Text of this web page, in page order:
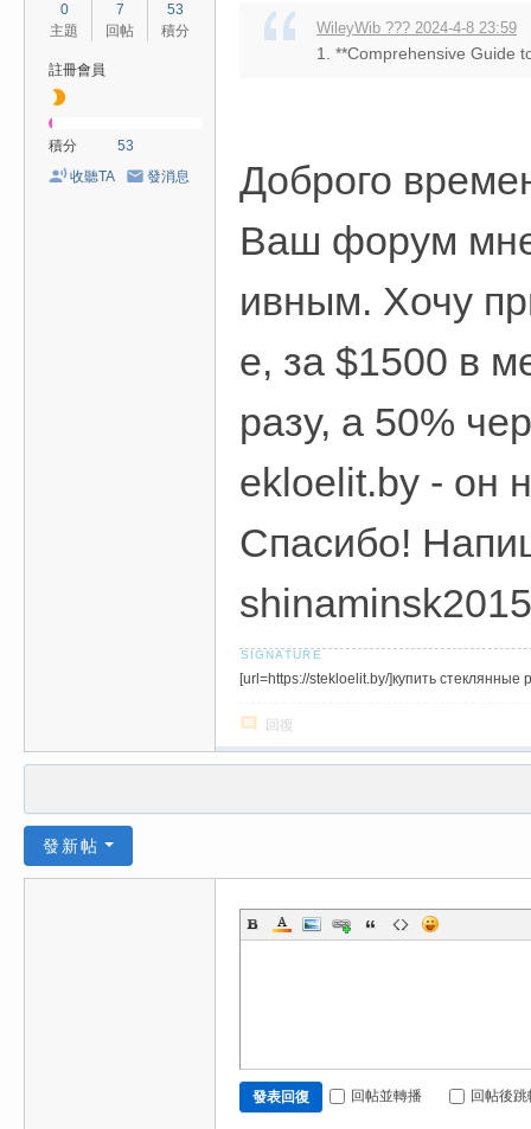
0
主題
7
回帖
53
積分
註冊會員
積分
53
收聽TA
發消息
WileyWib ??? 2024-4-8 23:59
1. **Comprehensive Guide
Доброго
Ваш форум мне
ивным. Хочу
е, за $1500 в
разу, а 50%
ekloelit.by - он
Спасибо!
[url=https://stekloelit.by/]купить
回復
發新帖
發表回復 回帖並轉播 回帖後